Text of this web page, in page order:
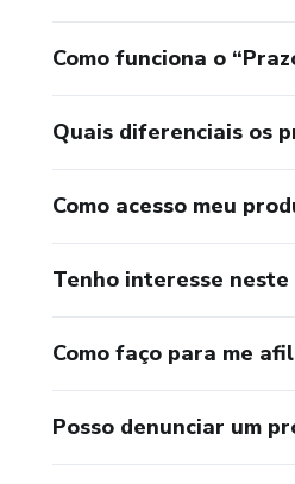
Como funciona o
Quais diferenciais os
Como acesso meu
Tenho interesse
Como faço para me
Posso denunciar um